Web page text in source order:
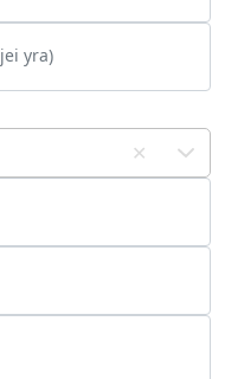
yra)
✕